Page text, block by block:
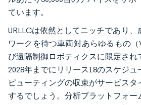
ています。
URLLCは依然としてニッチであり
ワークを待つ車両対あらゆるもの（
び遠隔制御ロボティクスに限定され
2028年までにリリース18のスケジ
ピューティングの収束がサービス
するでしょう。分析プラットフォー